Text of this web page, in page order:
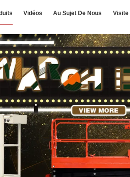
Vidéos Au Sujet De Nous Visite